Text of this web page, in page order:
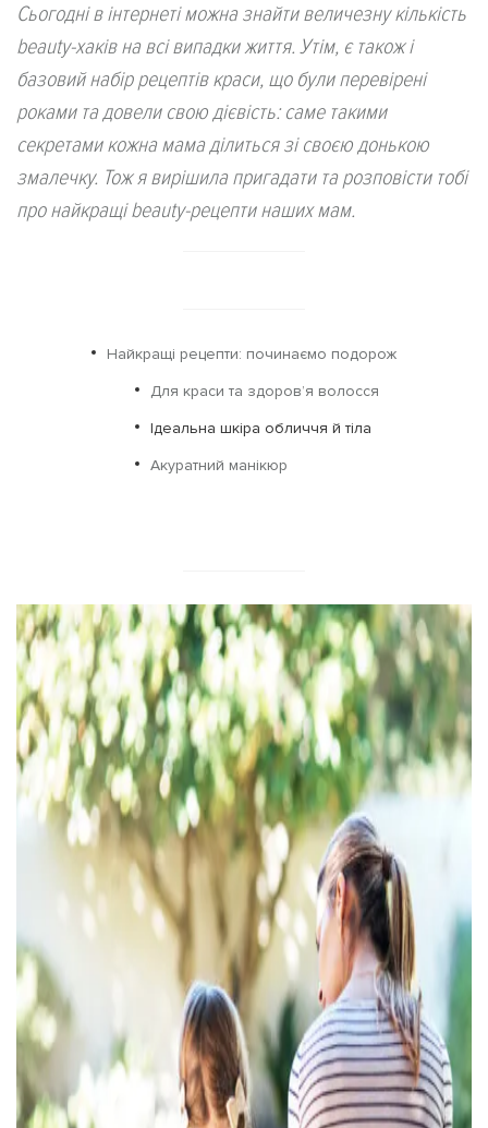
Сьогодні в інтернеті можна знайти величезну кількість
beauty-хаків на всі випадки життя. Утім, є також і
базовий набір рецептів краси, що були перевірені
роками та довели свою дієвість: саме такими
секретами кожна мама ділиться зі своєю донькою
змалечку. Тож я вирішила пригадати та розповісти тобі
про найкращі beauty-рецепти наших мам.
Найкращі рецепти: починаємо подорож
Для краси та здоров’я волосся
Ідеальна шкіра обличчя й тіла
Акуратний манікюр